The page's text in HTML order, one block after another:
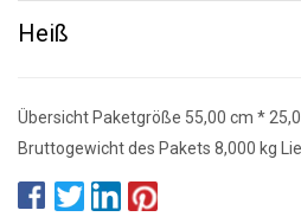
Heiß
Übersicht Paketgröße 55,00 cm *
Bruttogewicht des Pakets 8,000 kg